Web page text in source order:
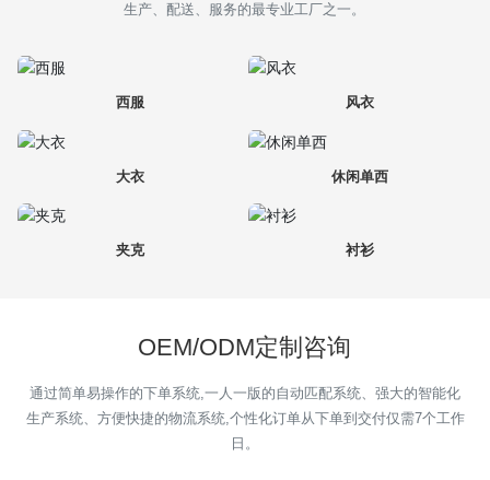
生产、配送、服务的最专业工厂之一。
西服 风衣
大衣 休闲单西
夹克 衬衫
OEM/ODM定制咨询
通过简单易操作的下单系统,一人一版的自动匹配系统、强大的智能化
生产系统、方便快捷的物流系统,个性化订单从下单到交付仅需7个工作
日。